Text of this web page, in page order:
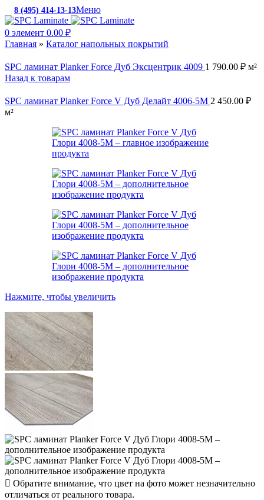
8 (495) 414-13-13Меню
0 элемент 0.00 ₽
Главная » Каталог напольных покрытий
SPC ламинат Planker Force Дуб Эксцентрик 4009 1 790.00 ₽ м²
Назад к товарам
SPC ламинат Planker Force V Дуб Делайт 4006-5М 2 450.00 ₽
м²
Нажмите, чтобы увеличить
Обратите внимание, что цвет на фото может незначительно
отличаться от реального товара.